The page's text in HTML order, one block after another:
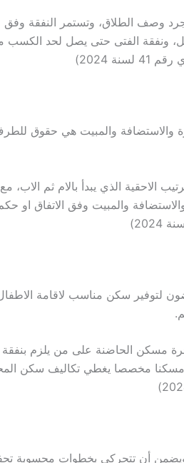
وصف الطلاق، وتستمر النفقة
ونفقة الفتى حتى يصل لحد الكسب
والاستضافة والمبيت هي حقوق
الاحقية الذي يبدأ بالام ثم الاب،
والمبيت وفق الاتفاق او
لتوفير سكن مناسب لاقامة
مسكن الحاضنة على من يلزم بنفقة
مسكنا مخصصا يغطي تكاليف سكن
ويضمن أن تتحركي بخطوات محسوبة